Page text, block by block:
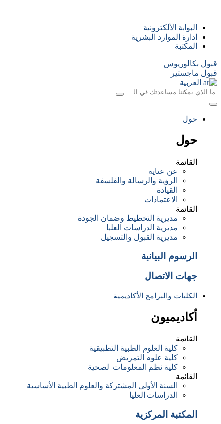
البوابة الألكترونية
ادارة الموارد البشرية
المكتبة
قبول بكالوريوس
قبول ماجستير
العربية
حول
حول
القائمة
عن عناية
الرؤية والرسالة والفلسفة
القيادة
الاعتمادات
القائمة
مديرية التخطيط وضمان الجودة
مديرية الدراسات العليا
مديرية القبول والتسجيل
الرسوم البيانية
جهات الاتصال
الكليات والبرامج الأكاديمية
أكاديميون
القائمة
كلية العلوم الطبية التطبيقية
كلية علوم التمريض
كلية نظم المعلومات الصحية
القائمة
السنة الأولى المشتركة والعلوم الطبية الأساسية
الدراسات العليا
المكتبة المركزية